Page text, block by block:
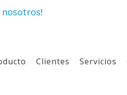
Clientes Servicios